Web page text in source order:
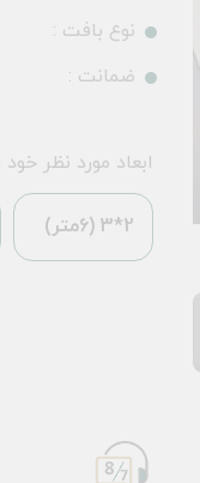
نوع بافت :
ضمانت :
ابعاد مورد نظر
2*3 (6متر)